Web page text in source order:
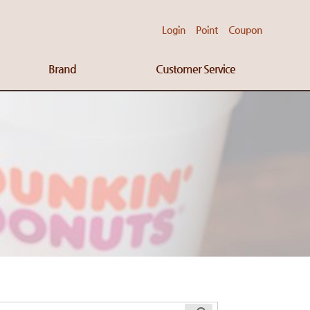
Login Point Coupon
Brand Customer Service